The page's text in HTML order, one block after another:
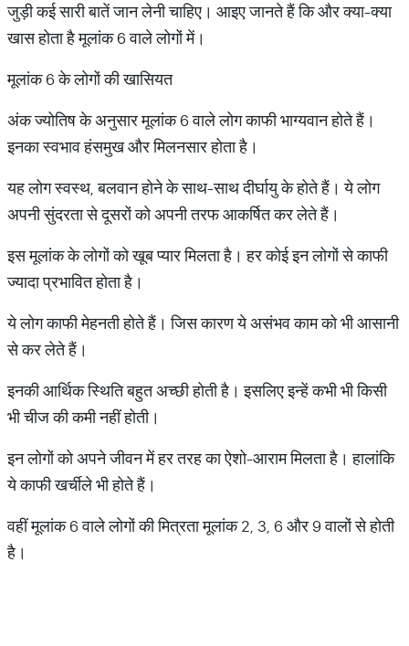
जुड़ी कई सारी बातें जान लेनी चाहिए। आइए जानते हैं कि और क्या-क्या
खास होता है मूलांक 6 वाले लोगों में।
मूलांक 6 के लोगों की खासियत
अंक ज्योतिष के अनुसार मूलांक 6 वाले लोग काफी भाग्यवान होते हैं।
इनका स्वभाव हंसमुख और मिलनसार होता है।
यह लोग स्वस्थ, बलवान होने के साथ-साथ दीर्घायु के होते हैं। ये लोग
अपनी सुंदरता से दूसरों को अपनी तरफ आकर्षित कर लेते हैं।
इस मूलांक के लोगों को खूब प्यार मिलता है। हर कोई इन लोगों से काफी
ज्यादा प्रभावित होता है।
ये लोग काफी मेहनती होते हैं। जिस कारण ये असंभव काम को भी आसानी
से कर लेते हैं।
इनकी आर्थिक स्थिति बहुत अच्छी होती है। इसलिए इन्हें कभी भी किसी
भी चीज की कमी नहीं होती।
इन लोगों को अपने जीवन में हर तरह का ऐशो-आराम मिलता है। हालांकि
ये काफी खर्चीले भी होते हैं।
वहीं मूलांक 6 वाले लोगों की मित्रता मूलांक 2, 3, 6 और 9 वालों से होती
है।